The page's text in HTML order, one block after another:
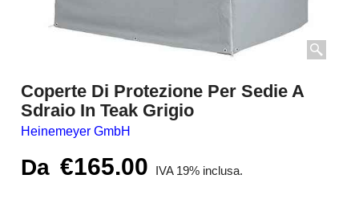
Coperte Di Protezione Per Sedie A
Sdraio In Teak Grigio
Heinemeyer GmbH
Da €165.00 IVA 19% inclusa.